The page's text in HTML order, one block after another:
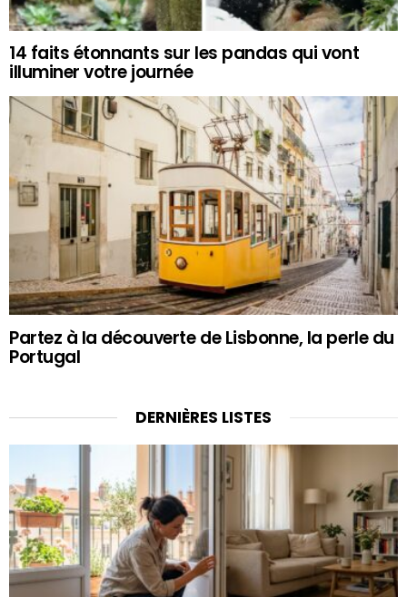
14 faits étonnants sur les pandas qui vont
illuminer votre journée
Partez à la découverte de Lisbonne, la perle du
Portugal
DERNIÈRES LISTES